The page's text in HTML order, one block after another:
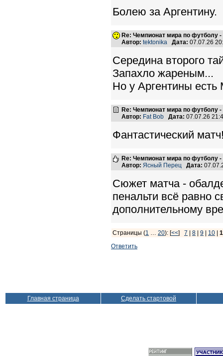
Болею за Аргентину.
Re: Чемпионат мира по футболу -
Автор: tektonika Дата: 07.07.26
Середина второго
Запахло жареным...
Но у Аргентины есть
Re: Чемпионат мира по футболу -
Автор: Fat Bob Дата: 07.07.26
Фантастический
Re: Чемпионат мира по футболу -
Автор: Ясный Перец Дата:
Сюжет матча -
пенальти всё равно
дополнительному
Страницы (1 … 20): [<<] 7 8 9 10
Ответить
Главная страница Сделать стартовой